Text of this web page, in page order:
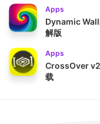
Apps
Dynamic
解版
Apps
CrossOver
载